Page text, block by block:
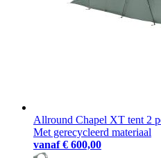
Allround Chapel XT tent 2
Met gerecycleerd materiaal
vanaf € 600,00